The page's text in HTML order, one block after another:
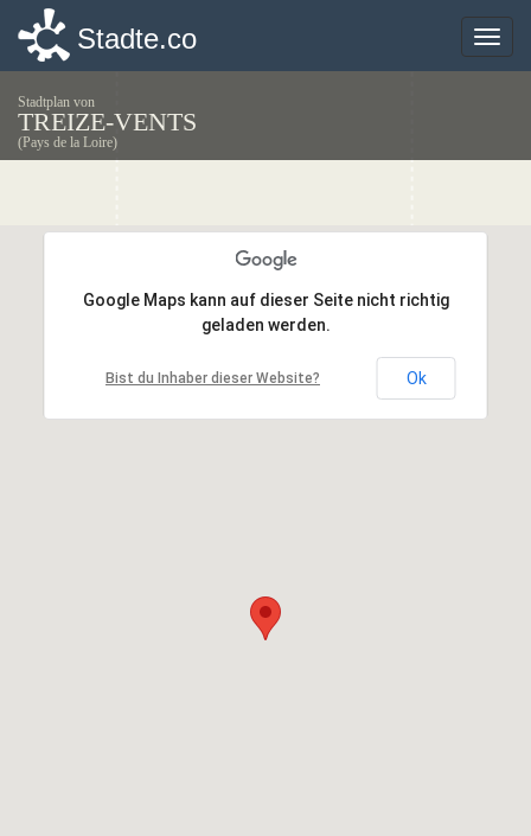
Toggle
Stadte.co
Stadtplan von
TREIZE-VENTS
(Pays de la Loire)
Google Maps kann auf dieser Seite nicht richtig
geladen werden.
Bist du Inhaber dieser Website? Ok
Google Maps kann auf dieser Seite nicht richtig
geladen werden.
Bist du Inhaber dieser Website? Ok
Toggle
Stadte.co